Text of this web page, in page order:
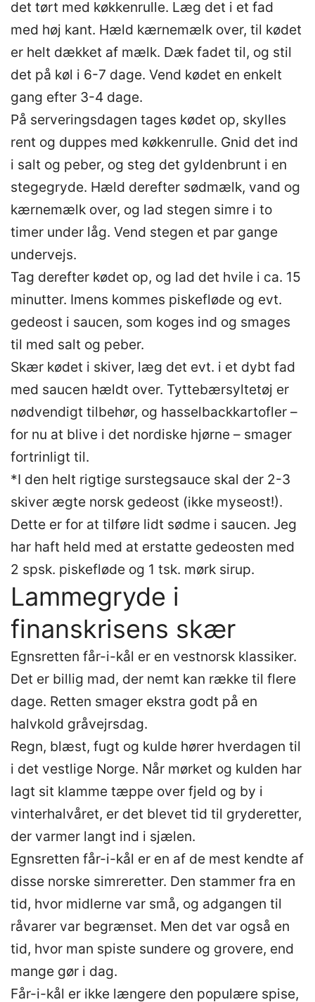
det tørt med køkkenrulle. Læg det i et fad
med høj kant. Hæld kærnemælk over, til kødet
er helt dækket af mælk. Dæk fadet til, og stil
det på køl i 6-7 dage. Vend kødet en enkelt
gang efter 3-4 dage.
På serveringsdagen tages kødet op, skylles
rent og duppes med køkkenrulle. Gnid det ind
i salt og peber, og steg det gyldenbrunt i en
stegegryde. Hæld derefter sødmælk, vand og
kærnemælk over, og lad stegen simre i to
timer under låg. Vend stegen et par gange
undervejs.
Tag derefter kødet op, og lad det hvile i ca. 15
minutter. Imens kommes piskefløde og evt.
gedeost i saucen, som koges ind og smages
til med salt og peber.
Skær kødet i skiver, læg det evt. i et dybt fad
med saucen hældt over. Tyttebærsyltetøj er
nødvendigt tilbehør, og hasselbackkartofler –
for nu at blive i det nordiske hjørne – smager
fortrinligt til.
*I den helt rigtige surstegsauce skal der 2-3
skiver ægte norsk gedeost (ikke myseost!).
Dette er for at tilføre lidt sødme i saucen. Jeg
har haft held med at erstatte gedeosten med
2 spsk. piskefløde og 1 tsk. mørk sirup.
Lammegryde i
finanskrisens skær
Egnsretten får-i-kål er en vestnorsk klassiker.
Det er billig mad, der nemt kan række til flere
dage. Retten smager ekstra godt på en
halvkold gråvejrsdag.
Regn, blæst, fugt og kulde hører hverdagen til
i det vestlige Norge. Når mørket og kulden har
lagt sit klamme tæppe over fjeld og by i
vinterhalvåret, er det blevet tid til gryderetter,
der varmer langt ind i sjælen.
Egnsretten får-i-kål er en af de mest kendte af
disse norske simreretter. Den stammer fra en
tid, hvor midlerne var små, og adgangen til
råvarer var begrænset. Men det var også en
tid, hvor man spiste sundere og grovere, end
mange gør i dag.
Får-i-kål er ikke længere den populære spise,